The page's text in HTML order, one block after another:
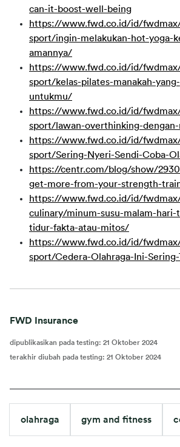
can-it-boost-well-being
https://www.fwd.co.id/id/
sport/ingin-melakukan-hot-yoga-
amannya/
https://www.fwd.co.id/id/
sport/kelas-pilates-manakah-
untukmu/
https://www.fwd.co.id/id/
sport/lawan-overthinking-
https://www.fwd.co.id/id/
sport/Sering-Nyeri-Sendi-Coba-
https://centr.com/blog/show/
get-more-from-your-strength-
https://www.fwd.co.id/id/
culinary/minum-susu-malam-hari-
tidur-fakta-atau-mitos/
https://www.fwd.co.id/id/
sport/Cedera-Olahraga-Ini-
FWD Insurance
dipublikasikan pada testing: 21 Oktober 2024
terakhir diubah pada testing: 21 Oktober 2024
olahraga gym and fitness